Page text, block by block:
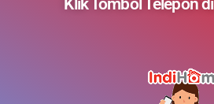
Klik Tombol Telepon